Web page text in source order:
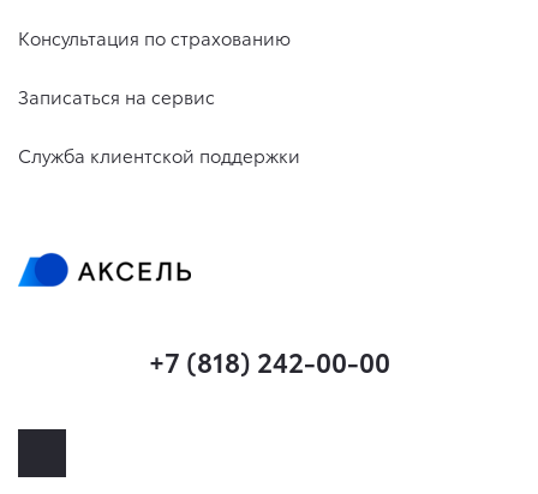
Консультация по страхованию
Записаться на сервис
Служба клиентской поддержки
+7 (818) 242-00-00